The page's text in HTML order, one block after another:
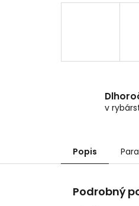
v
Popis
Podrobný